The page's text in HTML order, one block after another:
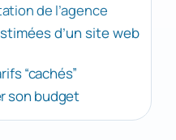
de l’agence
d’un site web
“cachés”
son budget